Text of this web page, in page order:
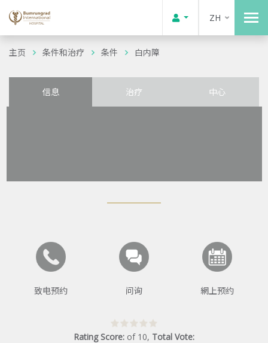
ZH
主页 条件和治疗 条件 白内障
信息 治疗 中心
致电预约 问询 網上预约
Rating Score: of 10, Total Vote: